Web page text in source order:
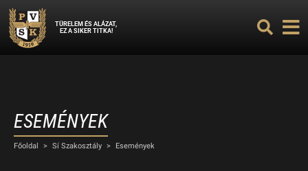
TÜRELEM ÉS ALÁZAT,
EZ A SIKER TITKA!
ESEMÉNYEK
Főoldal > Sí Szakosztály > Események